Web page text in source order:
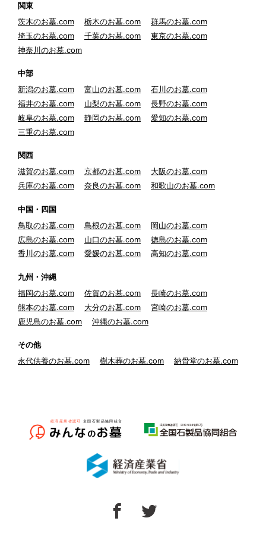
関東
茨木のお墓.com
栃木のお墓.com
群馬のお墓.com
埼玉のお墓.com
千葉のお墓.com
東京のお墓.com
神奈川のお墓.com
中部
新潟のお墓.com
富山のお墓.com
石川のお墓.com
福井のお墓.com
山梨のお墓.com
長野のお墓.com
岐阜のお墓.com
静岡のお墓.com
愛知のお墓.com
三重のお墓.com
関西
滋賀のお墓.com
京都のお墓.com
大阪のお墓.com
兵庫のお墓.com
奈良のお墓.com 和歌山のお墓.com
中国・四国
鳥取のお墓.com
島根のお墓.com
岡山のお墓.com
広島のお墓.com
山口のお墓.com
徳島のお墓.com
香川のお墓.com
愛媛のお墓.com 高知のお墓.com
九州・沖縄
福岡のお墓.com
佐賀のお墓.com
長崎のお墓.com
熊本のお墓.com
大分のお墓.com
宮崎のお墓.com
鹿児島のお墓.com
沖縄のお墓.com
その他
永代供養のお墓.com
樹木葬のお墓.com 納骨堂のお墓.com